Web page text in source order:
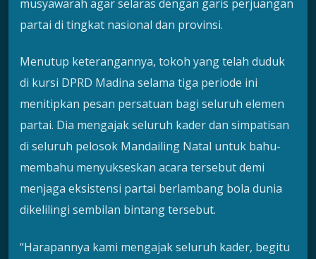
musyawarah agar selaras dengan garis perjuangan
partai di tingkat nasional dan provinsi.
Menutup keterangannya, tokoh yang telah duduk
di kursi DPRD Madina selama tiga periode ini
menitipkan pesan persatuan bagi seluruh elemen
partai. Dia mengajak seluruh kader dan simpatisan
di seluruh pelosok Mandailing Natal untuk bahu-
membahu menyukseskan acara tersebut demi
menjaga eksistensi partai berlambang bola dunia
dikelilingi sembilan bintang tersebut.
“Harapannya kami mengajak seluruh kader, begitu